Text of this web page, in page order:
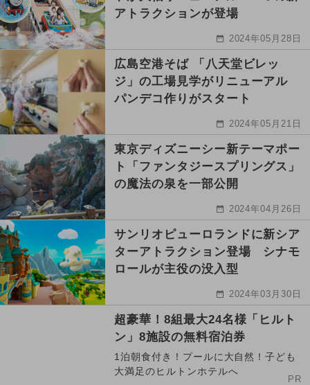
アトラクションが登場
2024年05月28日
広島空港そば 「八天堂ビレッ
ジ」の工場見学がリニューアル
パンデコ作りがスタート
2024年05月21日
東京ディズニーシー新テーマポー
ト「ファンタジースプリングス」
の魔法の泉を一部公開
2024年04月26日
サンリオピューロランドに新シア
ターアトラクション登場 シナモ
ロールが主役の没入型
2024年03月30日
超豪華！8組最大24名様「ヒルト
ン」8施設の無料宿泊券
1泊朝食付き！プールに大自然！子ども
大満足のヒルトンホテルへ
PR